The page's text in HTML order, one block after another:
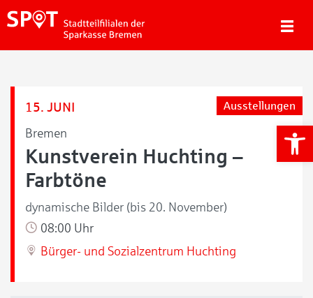
15. JUNI
Bremen
Ausstellungen
Kunstverein Huchting –
Farbtöne
dynamische Bilder (bis 20. November)
08:00 Uhr
Bürger- und Sozialzentrum Huchting